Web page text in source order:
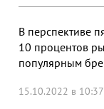
В перспективе
10 процентов
популярным
15.10.2022 в